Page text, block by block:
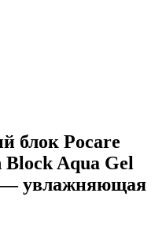
блок Pocare
Aqua Gel
— увлажняющая